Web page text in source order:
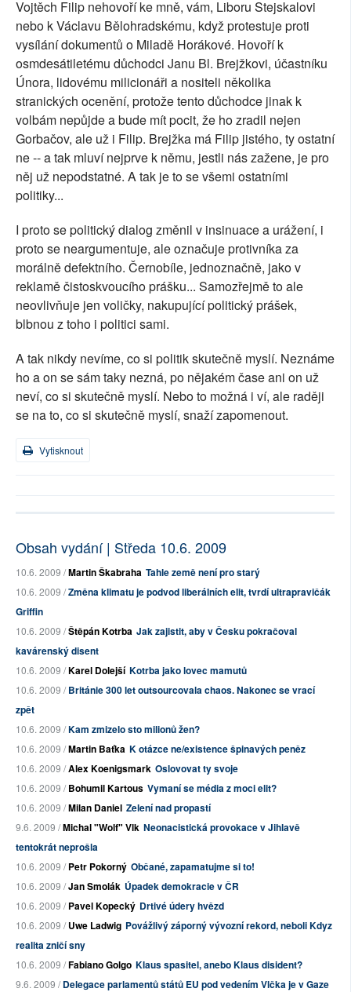
Vojtěch Filip nehovoří ke mně, vám, Liboru Stejskalovi
nebo k Václavu Bělohradskému, když protestuje proti
vysílání dokumentů o Miladě Horákové. Hovoří k
osmdesátiletému důchodci Janu Bl. Brejžkovi, účastníku
Února, lidovému milicionáři a nositeli několika
stranických ocenění, protože tento důchodce jinak k
volbám nepůjde a bude mít pocit, že ho zradil nejen
Gorbačov, ale už i Filip. Brejžka má Filip jistého, ty ostatní
ne -- a tak mluví nejprve k němu, jestli nás zažene, je pro
něj už nepodstatné. A tak je to se všemi ostatními
politiky...
I proto se politický dialog změnil v insinuace a urážení, i
proto se neargumentuje, ale označuje protivníka za
morálně defektního. Černobíle, jednoznačně, jako v
reklamě čistoskvoucího prášku... Samozřejmě to ale
neovlivňuje jen voličky, nakupující politický prášek,
blbnou z toho i politici sami.
A tak nikdy nevíme, co si politik skutečně myslí. Neznáme
ho a on se sám taky nezná, po nějakém čase ani on už
neví, co si skutečně myslí. Nebo to možná i ví, ale raději
se na to, co si skutečně myslí, snaží zapomenout.
Vytisknout
Obsah vydání | Středa 10.6. 2009
10.6. 2009 /Martin Škabraha Tahle země není pro starý
10.6. 2009 /Změna klimatu je podvod liberálních elit, tvrdí ultrapravičák
Griffin
10.6. 2009 /Štěpán Kotrba Jak zajistit, aby v Česku pokračoval
kavárenský disent
10.6. 2009 /Karel Dolejší Kotrba jako lovec mamutů
10.6. 2009 /Británie 300 let outsourcovala chaos. Nakonec se vrací
zpět
10.6. 2009 /Kam zmizelo sto milionů žen?
10.6. 2009 /Martin Baťka K otázce ne/existence špinavých peněz
10.6. 2009 /Alex Koenigsmark Oslovovat ty svoje
10.6. 2009 /Bohumil Kartous Vymaní se média z moci elit?
10.6. 2009 /Milan Daniel Zelení nad propastí
9.6. 2009 /Michal "Wolf" Vlk Neonacistická provokace v Jihlavě
tentokrát neprošla
10.6. 2009 /Petr Pokorný Občané, zapamatujme si to!
10.6. 2009 /Jan Smolák Úpadek demokracie v ČR
10.6. 2009 /Pavel Kopecký Drtivé údery hvězd
10.6. 2009 /Uwe Ladwig Povážlivý záporný vývozní rekord, neboli Kdyz
realita zničí sny
10.6. 2009 /Fabiano Golgo Klaus spasitel, anebo Klaus disident?
9.6. 2009 /Delegace parlamentů států EU pod vedením Vlčka je v Gaze